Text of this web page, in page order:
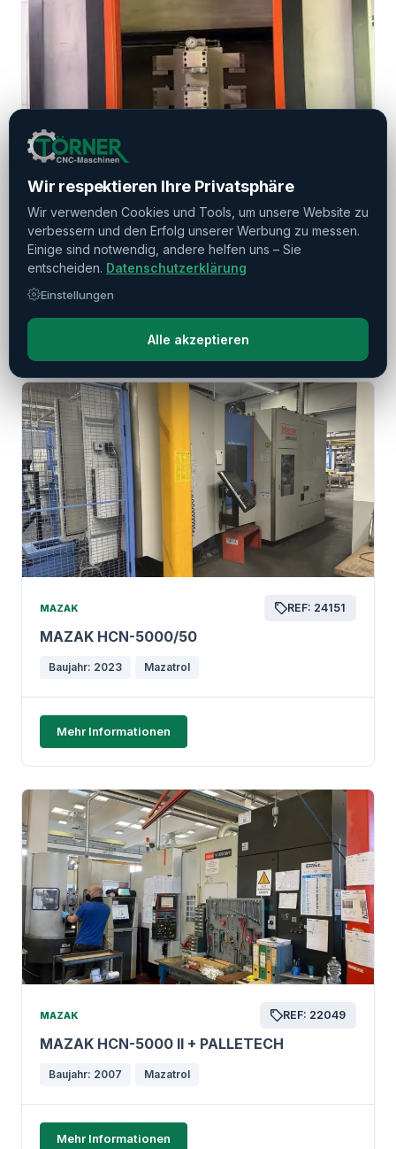
MAZAK HCN 4000 II
Baujahr: 2011 Mazatrol
MAZAK REF: 24151
MAZAK HCN-5000/50
Baujahr: 2023 Mazatrol
Mehr Informationen
MAZAK REF: 22049
MAZAK HCN-5000 II + PALLETECH
Baujahr: 2007 Mazatrol
Mehr Informationen
Wir respektieren Ihre Privatsphäre
Wir verwenden Cookies und Tools, um unsere Website zu
verbessern und den Erfolg unserer Werbung zu messen.
Einige sind notwendig, andere helfen uns – Sie
entscheiden. Datenschutzerklärung
Einstellungen
Alle akzeptieren